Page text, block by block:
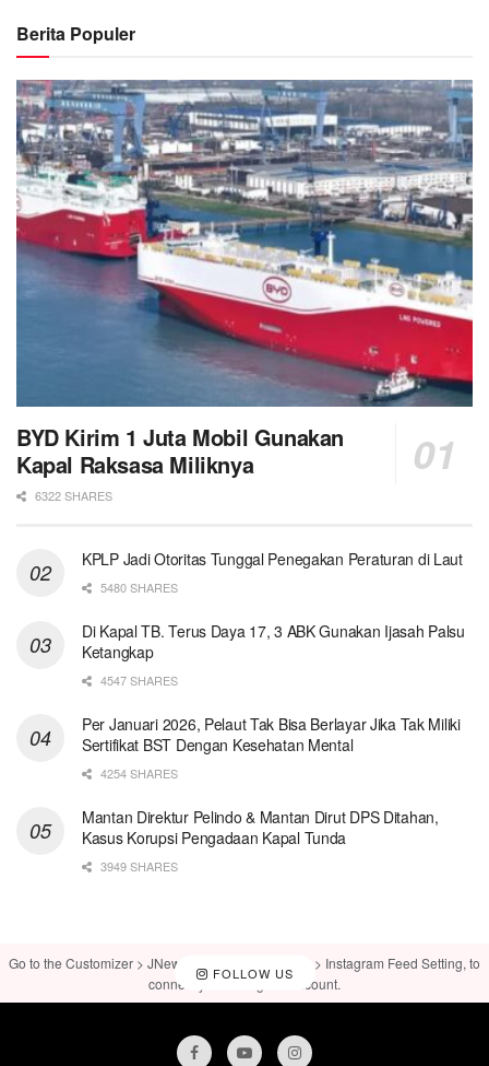
Berita Populer
BYD Kirim 1 Juta Mobil Gunakan
Kapal Raksasa Miliknya
6322 SHARES
KPLP Jadi Otoritas Tunggal Penegakan Peraturan di Laut
5480 SHARES
Di Kapal TB. Terus Daya 17, 3 ABK Gunakan Ijasah Palsu
Ketangkap
4547 SHARES
Per Januari 2026, Pelaut Tak Bisa Berlayar Jika Tak Miliki
Sertifikat BST Dengan Kesehatan Mental
4254 SHARES
Mantan Direktur Pelindo & Mantan Dirut DPS Ditahan,
Kasus Korupsi Pengadaan Kapal Tunda
3949 SHARES
FOLLOW US
Go to the Customizer > JNews : Social, Like & View > Instagram Feed Setting, to
connect your Instagram account.